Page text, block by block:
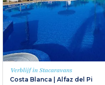
Verblijf in Stacaravans
Costa Blanca
Alfaz del Pi